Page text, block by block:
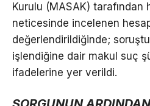
Kurulu (MASAK) tarafından
neticesinde incelenen
değerlendirildiğinde;
işlendiğine dair makul suç
ifadelerine yer verildi.